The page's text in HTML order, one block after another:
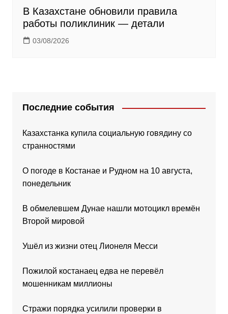
В Казахстане обновили правила
работы поликлиник — детали
03/08/2026
Последние события
Казахстанка купила социальную говядину со
странностями
О погоде в Костанае и Рудном на 10 августа,
понедельник
В обмелевшем Дунае нашли мотоцикл времён
Второй мировой
Ушёл из жизни отец Лионеля Месси
Пожилой костанаец едва не перевёл
мошенникам миллионы
Стражи порядка усилили проверки в